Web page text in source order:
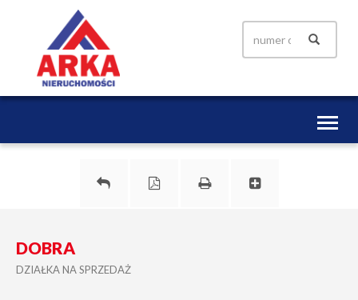
Toggle
DOBRA
DZIAŁKA NA SPRZEDAŻ